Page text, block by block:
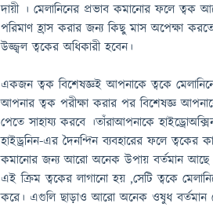
দায়ী । মেলানিনের প্রভাব কমানোর ফলে
পরিমাণ হ্রাস করার জন্য কিছু মাস অপেক্ষা
উজ্জ্বল ত্বকের অধিকারী হবেন।
একজন ত্বক বিশেষজ্ঞই আপনাকে ত্বকে
আপনার ত্বক পরীক্ষা করার পর বিশেষজ্ঞ
পেতে সাহায্য করবে ।তাঁরাআপনাকে
হাইড্রনিন-এর দৈনন্দিন ব্যবহারের ফলে
কমানোর জন্য আরো অনেক উপায় বর্তমান আছে
এই ক্রিম ত্বকের লাগানো হয় ,সেটি ত্বকে
করে। এগুলি ছাড়াও আরো অনেক ওষুধ বর্তমান